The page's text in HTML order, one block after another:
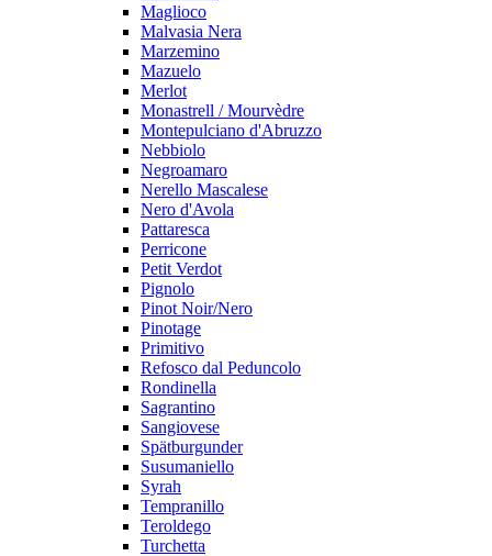
Maglioco
Malvasia Nera
Marzemino
Mazuelo
Merlot
Monastrell / Mourvèdre
Montepulciano d'Abruzzo
Nebbiolo
Negroamaro
Nerello Mascalese
Nero d'Avola
Pattaresca
Perricone
Petit Verdot
Pignolo
Pinot Noir/Nero
Pinotage
Primitivo
Refosco dal Peduncolo
Rondinella
Sagrantino
Sangiovese
Spätburgunder
Susumaniello
Syrah
Tempranillo
Teroldego
Turchetta